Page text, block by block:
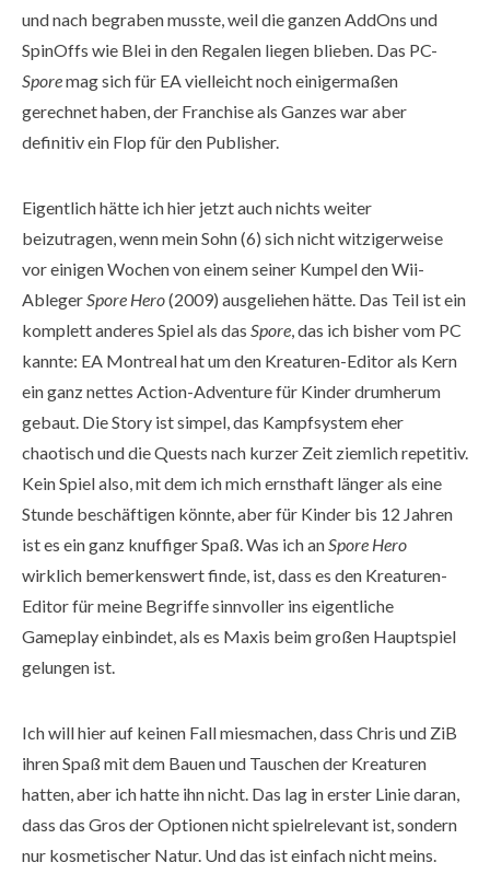
und nach begraben musste, weil die ganzen AddOns und
SpinOffs wie Blei in den Regalen liegen blieben. Das PC-
Sporemag sich für EA vielleicht noch einigermaßen
gerechnet haben, der Franchise als Ganzes war aber
definitiv ein Flop für den Publisher.
Eigentlich hätte ich hier jetzt auch nichts weiter
beizutragen, wenn mein Sohn (6) sich nicht witzigerweise
vor einigen Wochen von einem seiner Kumpel den Wii-
AblegerSpore Hero(2009) ausgeliehen hätte. Das Teil ist ein
komplett anderes Spiel als das Spore, das ich bisher vom PC
kannte: EA Montreal hat um den Kreaturen-Editor als Kern
ein ganz nettes Action-Adventure für Kinder drumherum
gebaut. Die Story ist simpel, das Kampfsystem eher
chaotisch und die Quests nach kurzer Zeit ziemlich repetitiv.
Kein Spiel also, mit dem ich mich ernsthaft länger als eine
Stunde beschäftigen könnte, aber für Kinder bis 12 Jahren
ist es ein ganz knuffiger Spaß. Was ich anSpore Hero
wirklich bemerkenswert finde, ist, dass es den Kreaturen-
Editor für meine Begriffe sinnvoller ins eigentliche
Gameplay einbindet, als es Maxis beim großen Hauptspiel
gelungen ist.
Ich will hier auf keinen Fall miesmachen, dass Chris und ZiB
ihren Spaß mit dem Bauen und Tauschen der Kreaturen
hatten, aber ich hatte ihn nicht. Das lag in erster Linie daran,
dass das Gros der Optionen nicht spielrelevant ist, sondern
nur kosmetischer Natur. Und das ist einfach nicht meins.